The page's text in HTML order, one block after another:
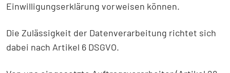
Einwilligungserklärung vorweisen können.
Die Zulässigkeit der Datenverarbeitung richtet sich
dabei nach Artikel 6 DSGVO.